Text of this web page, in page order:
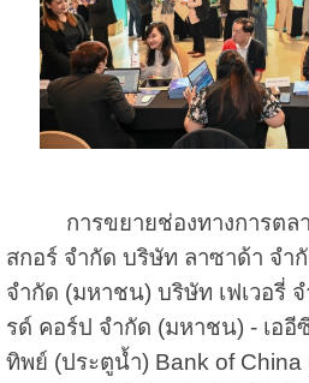
การขยายช่องทางการตลา
สกอร์ จำกัด บริษัท ลาซาด้า จำ
จำกัด (มหาชน) บริษัท เฟเวอรี่
รด์ คอร์ป จำกัด (มหาชน) - เออี
ทิพย์ (ประตูน้ำ) Bank of China